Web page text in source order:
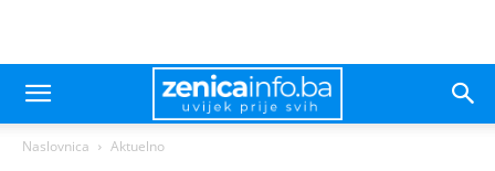
Naslovnica Aktuelno